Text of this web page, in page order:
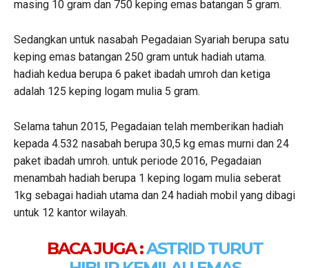
masing 10 gram dan 750 keping emas batangan 5 gram.
Sedangkan untuk nasabah Pegadaian Syariah berupa satu
keping emas batangan 250 gram untuk hadiah utama.
hadiah kedua berupa 6 paket ibadah umroh dan ketiga
adalah 125 keping logam mulia 5 gram.
Selama tahun 2015, Pegadaian telah memberikan hadiah
kepada 4.532 nasabah berupa 30,5 kg emas murni dan 24
paket ibadah umroh. untuk periode 2016, Pegadaian
menambah hadiah berupa 1 keping logam mulia seberat
1kg sebagai hadiah utama dan 24 hadiah mobil yang dibagi
untuk 12 kantor wilayah.
BACA JUGA :ASTRID TURUT